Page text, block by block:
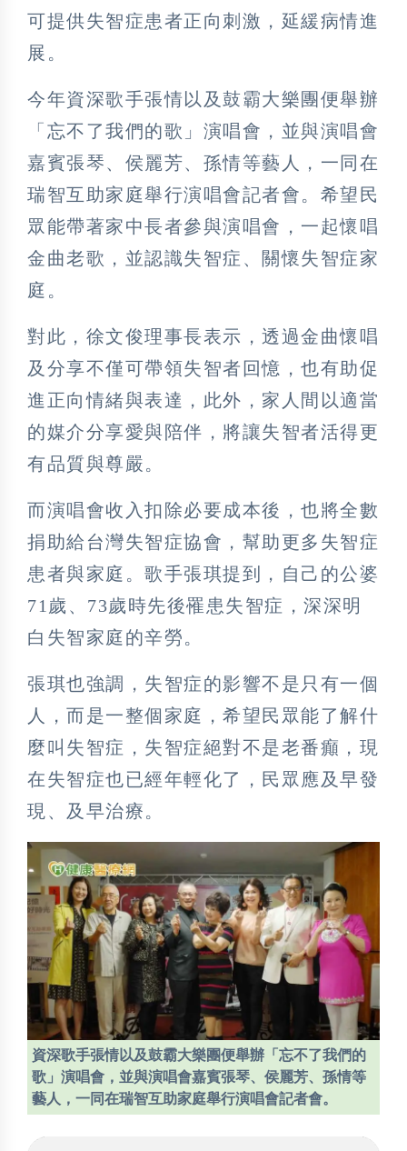
可提供失智症患者正向刺激，延緩病情進
展。
今年資深歌手張情以及鼓霸大樂團便舉辦
「忘不了我們的歌」演唱會，並與演唱會
嘉賓張琴、侯麗芳、孫情等藝人，一同在
瑞智互助家庭舉行演唱會記者會。希望民
眾能帶著家中長者參與演唱會，一起懷唱
金曲老歌，並認識失智症、關懷失智症家
庭。
對此，徐文俊理事長表示，透過金曲懷唱
及分享不僅可帶領失智者回憶，也有助促
進正向情緒與表達，此外，家人間以適當
的媒介分享愛與陪伴，將讓失智者活得更
有品質與尊嚴。
而演唱會收入扣除必要成本後，也將全數
捐助給台灣失智症協會，幫助更多失智症
患者與家庭。歌手張琪提到，自己的公婆
71歲、73歲時先後罹患失智症，深深明
白失智家庭的辛勞。
張琪也強調，失智症的影響不是只有一個
人，而是一整個家庭，希望民眾能了解什
麼叫失智症，失智症絕對不是老番癲，現
在失智症也已經年輕化了，民眾應及早發
現、及早治療。
資深歌手張情以及鼓霸大樂團便舉辦「忘不了我們的
歌」演唱會，並與演唱會嘉賓張琴、侯麗芳、孫情等
藝人，一同在瑞智互助家庭舉行演唱會記者會。